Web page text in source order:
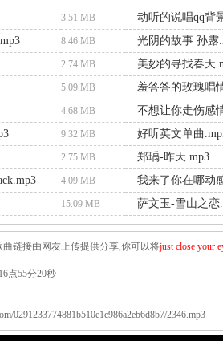
3.51 MB
动听的说唱qq背
8.46 MB
光阴的故事 孙露
2.74 MB
美妙的寻找春天
5.09 MB
羞答答的玫瑰唱
4.68 MB
不想让你走伤感
9.32 MB
好听英文单曲
2.75 MB
郑瑀-昨天.mp3
4.09 MB
我来了你在哪动
15.09 MB 萨文玉-雪山之恋
曲链接由网友上传提供分享,你可以将just close your
点55分20秒
0291233774881b510e1c986a2eb6d8b7/2346.mp3